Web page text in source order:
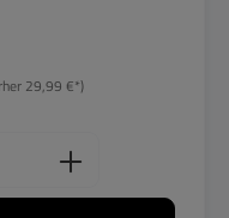
29,99 €*)
Gib den